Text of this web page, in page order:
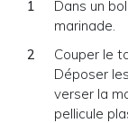
Dans un
marinade.
Couper le
Déposer
verser la
pellicule